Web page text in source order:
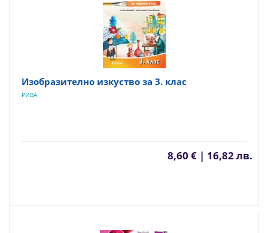
Изобразително изкуство за 3. клас
РИВА
8,60 € | 16,82 лв.